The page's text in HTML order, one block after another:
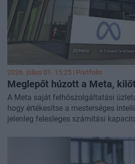
2026. július 01. 15:25 | Portfolio
Meglepőt húzott a Meta,
A Meta saját felhőszolgáltatási
hogy értékesítse a mesterséges
jelenleg felesleges számítási
hatására a vállalat részvényei
pluszba lendültek a piacnyitás előtti